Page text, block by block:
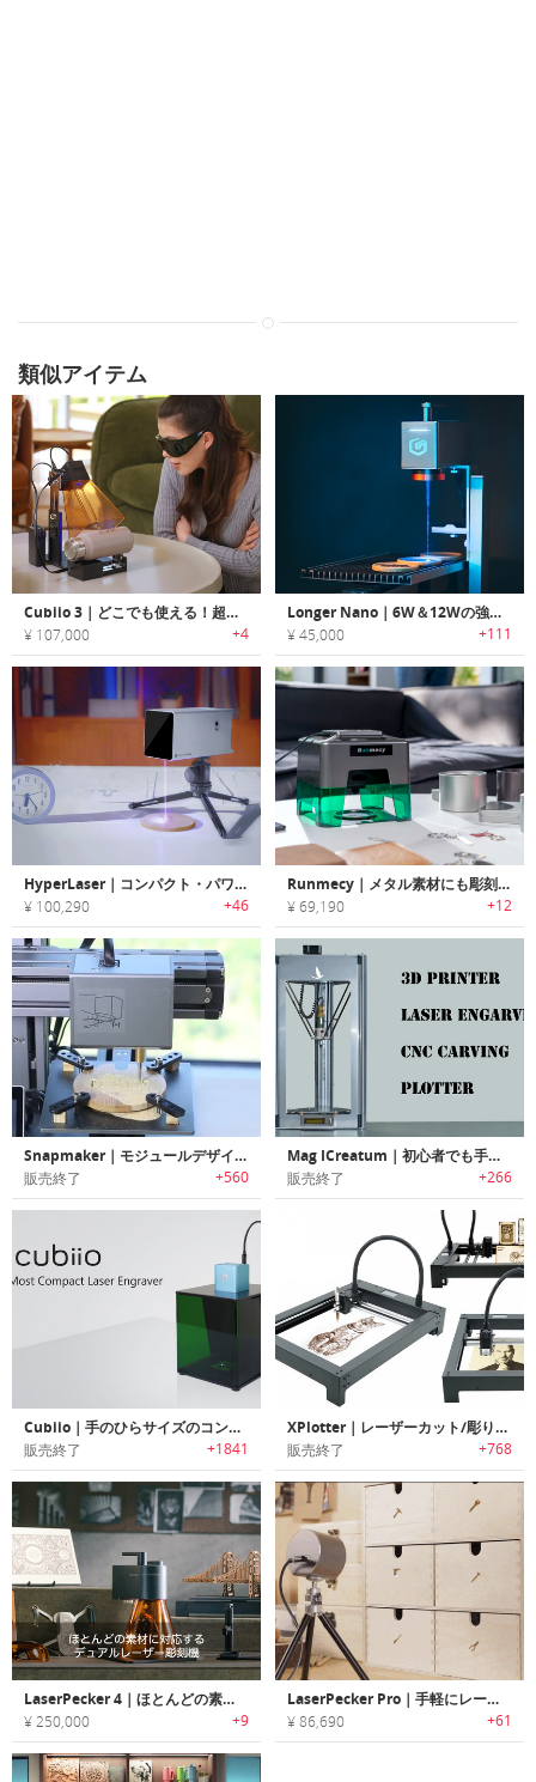
類似アイテム
Cubiio 3｜どこでも使える！超軽量200gのポータブルレーザー彫刻機
¥ 107,000 +4
Longer Nano｜6W＆12Wの強力なポータブルレーザー彫刻機
¥ 45,000 +111
HyperLaser｜コンパクト・パワフルで使いやすいレーザー彫刻機「ハイパーレーザー」
¥ 100,290 +46
Runmecy｜メタル素材にも彫刻できるハイスピードレーザーエングレーバー「ランメーシー」
¥ 69,190 +12
Snapmaker｜モジュールデザインオールメタルデスクトップ3Dプリンター「スナップメーカー」
販売終了 +560
Mag ICreatum｜初心者でも手軽に利用/拡張可能なオールインワン3Dマシーン「マグアイクレアタム」
販売終了 +266
Cubiio｜手のひらサイズのコンパクトレーザー彫刻機「キュービオ」
販売終了 +1841
XPlotter｜レーザーカット/彫り付け可能なデスクトップ作図装置「Xプロッター」
販売終了 +768
LaserPecker 4｜ほとんどの素材に対応するデュアルレーザー彫刻機「レーザーペッカー4」
¥ 250,000 +9
LaserPecker Pro｜手軽にレーザー彫刻が楽しめるハンドヘルドスマートレーザー彫刻機「レーザーペッカープロ」
¥ 86,690 +61